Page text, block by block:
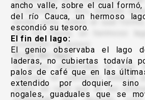
ancho valle, sobre el cual
del río Cauca, un hermoso
escondió su tesoro.
El fin del lago:
El genio observaba el lago
laderas, no cubiertas todavía
palos de café que en las
extendido por doquier, sino
nogales, guaduales que se